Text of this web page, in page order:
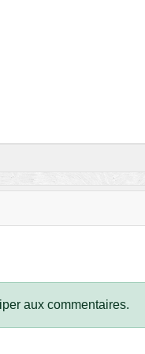
aux commentaires.